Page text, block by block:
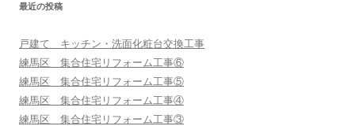
ン
最近の投稿
戸建て キッチン・洗面化粧台交換工事
練馬区 集合住宅リフォーム工事⑥
練馬区 集合住宅リフォーム工事⑤
練馬区 集合住宅リフォーム工事④
練馬区 集合住宅リフォーム工事③